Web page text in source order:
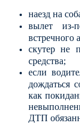
наезд на
вылет из-
встречного
скутер не
средства;
если
дождаться
как
ДТП